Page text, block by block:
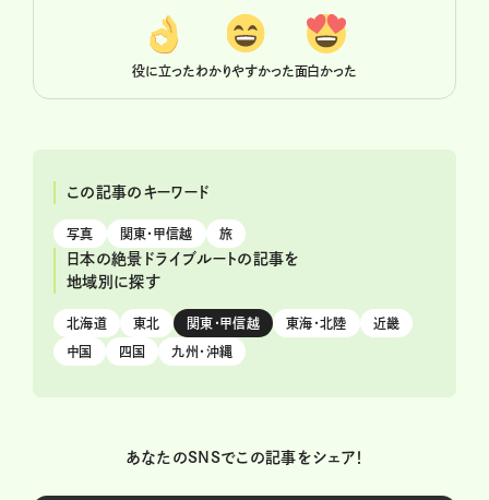
役に立ったわかりやすかった面白かった
この記事のキーワード
写真 関東・甲信越 旅
日本の絶景ドライブルートの記事を
地域別に探す
北海道 東北 関東・甲信越 東海・北陸 近畿
中国 四国 九州・沖縄
あなたのSNSでこの記事をシェア！